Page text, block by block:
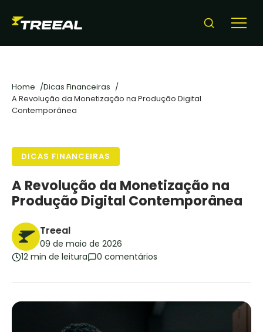
o
conteudo
Home
Dicas Financeiras
A Revolução da Monetização na Produção Digital
Contemporânea
DICAS FINANCEIRAS
A Revolução da Monetização na
Produção Digital Contemporânea
Treeal
09 de maio de 2026
12 min de leitura
0 comentários